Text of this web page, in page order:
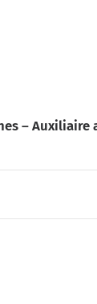
– Auxiliaire